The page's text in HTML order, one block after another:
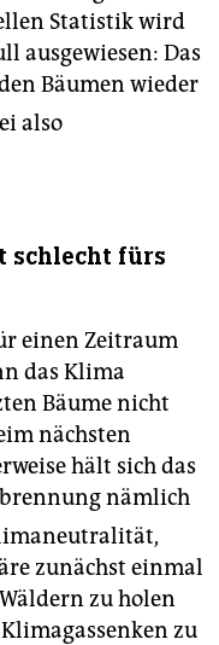
Statistik wird
ausgewiesen: Das
Bäumen wieder
also
schlecht fürs
einen Zeitraum
das Klima
Bäume nicht
nächsten
hält sich das
nämlich
zunächst einmal
zu holen
zu